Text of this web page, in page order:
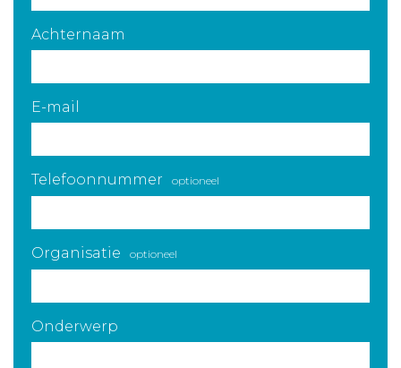
Achternaam
E-mail
Telefoonnummer optioneel
Organisatie optioneel
Onderwerp